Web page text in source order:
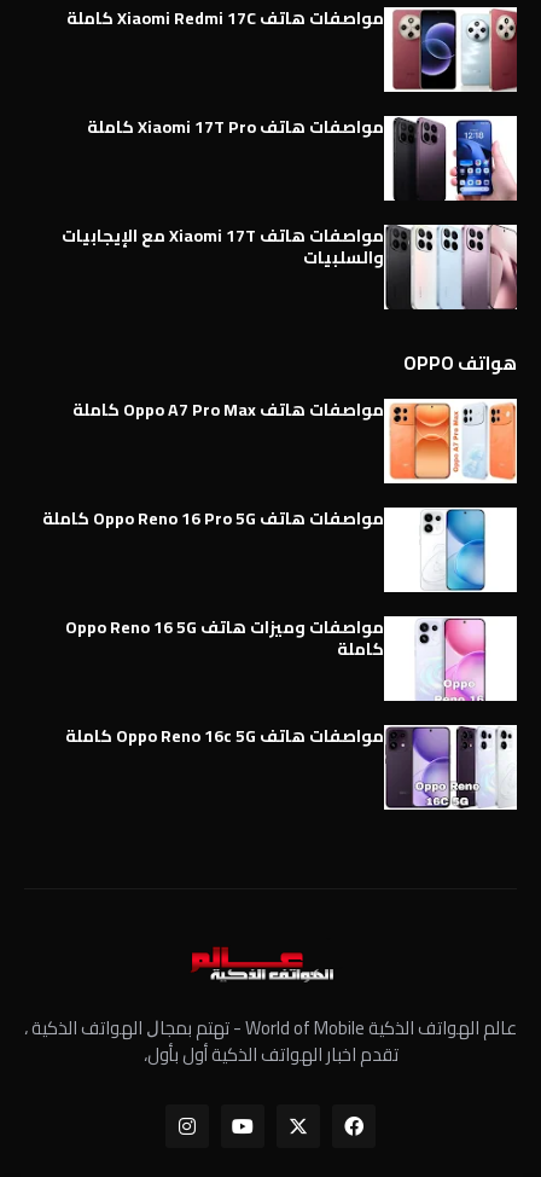
مواصفات هاتف Xiaomi Redmi 17C كاملة
مواصفات هاتف Xiaomi 17T Pro كاملة
مواصفات هاتف Xiaomi 17T مع الإيجابيات
والسلبيات
هواتف OPPO
مواصفات هاتف Oppo A7 Pro Max كاملة
مواصفات هاتف Oppo Reno 16 Pro 5G كاملة
مواصفات وميزات هاتف Oppo Reno 16 5G
كاملة
مواصفات هاتف Oppo Reno 16c 5G كاملة
عالم الهواتف الذكية World of Mobile - ﺗﻬﺘﻢ ﺑﻤﺠﺎﻝ الهواتف الذكية ،
تقدم اخبار الهواتف الذكية أول بأول،